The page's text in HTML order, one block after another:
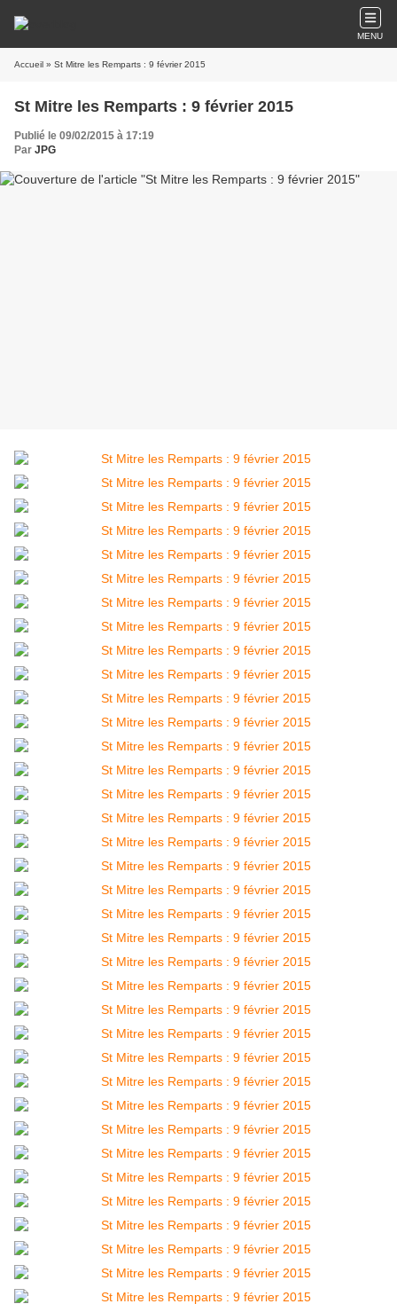
MENU
Accueil » St Mitre les Remparts : 9 février 2015
St Mitre les Remparts : 9 février 2015
Publié le 09/02/2015 à 17:19
Par JPG